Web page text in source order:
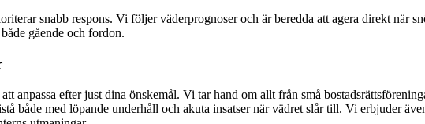
snabb respons. Vi följer väderprognoser och är beredda att agera direkt när
gående och fordon.
anpassa efter just dina önskemål. Vi tar hand om allt från små
både med löpande underhåll och akuta insatser när vädret slår till. Vi erbjuder